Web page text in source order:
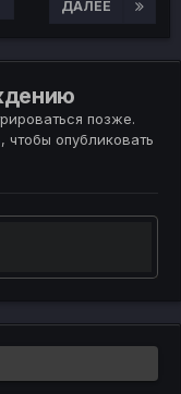
ДАЛЕЕ
позже.
, чтобы опубликовать